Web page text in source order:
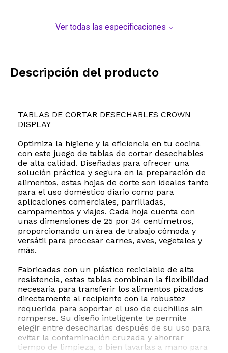
Ver todas las especificaciones
Descripción del producto
TABLAS DE CORTAR DESECHABLES CROWN
DISPLAY
Optimiza la higiene y la eficiencia en tu cocina
con este juego de tablas de cortar desechables
de alta calidad. Diseñadas para ofrecer una
solución práctica y segura en la preparación de
alimentos, estas hojas de corte son ideales tanto
para el uso doméstico diario como para
aplicaciones comerciales, parrilladas,
campamentos y viajes. Cada hoja cuenta con
unas dimensiones de 25 por 34 centímetros,
proporcionando un área de trabajo cómoda y
versátil para procesar carnes, aves, vegetales y
más.
Fabricadas con un plástico reciclable de alta
resistencia, estas tablas combinan la flexibilidad
necesaria para transferir los alimentos picados
directamente al recipiente con la robustez
requerida para soportar el uso de cuchillos sin
romperse. Su diseño inteligente te permite
elegir entre desecharlas después de su uso para
evitar la contaminación cruzada y ahorrar
tiempo de limpieza, o bien lavarlas a mano para